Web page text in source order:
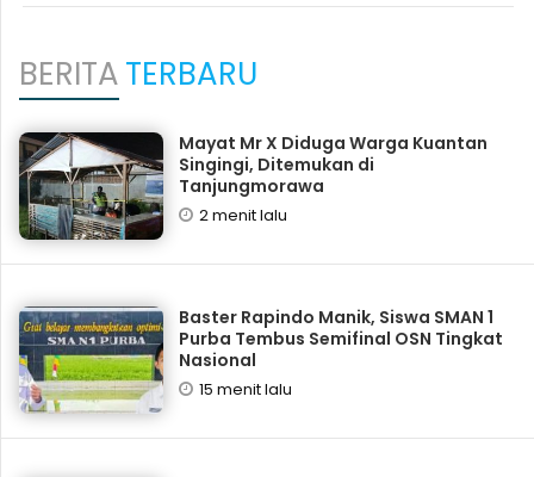
BERITATERBARU
Mayat Mr X Diduga Warga Kuantan
Singingi, Ditemukan di
Tanjungmorawa
2 menit lalu
Baster Rapindo Manik, Siswa SMAN 1
Purba Tembus Semifinal OSN Tingkat
Nasional
15 menit lalu